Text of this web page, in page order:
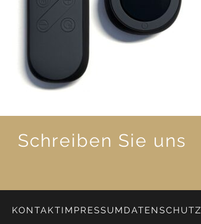
Schreiben Sie uns
KONTAKT IMPRESSUM DATENSCHUTZ